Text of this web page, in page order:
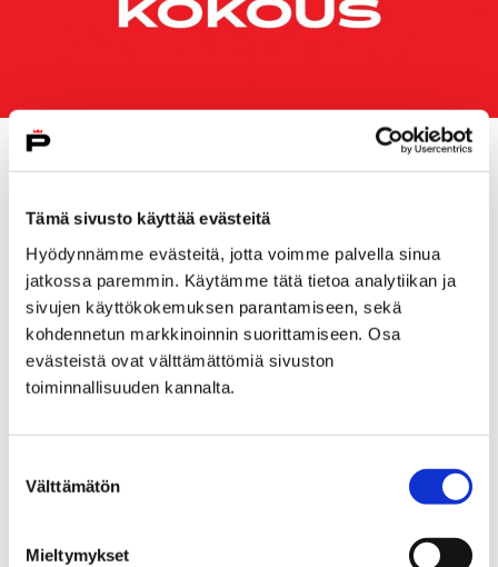
Tämä sivusto käyttää evästeitä
Hyödynnämme evästeitä, jotta voimme palvella sinua
jatkossa paremmin. Käytämme tätä tietoa analytiikan ja
sivujen käyttökokemuksen parantamiseen, sekä
kohdennetun markkinoinnin suorittamiseen. Osa
evästeistä ovat välttämättömiä sivuston
toiminnallisuuden kannalta.
valinta
Välttämätön
Mieltymykset
Kokouksen esityslistalla on muun muassa Pori Energia
käsittelee nuorisovaltuuston edustusta
kaupunginvaltuustossa, valtuustoaloitteiden
raportointia sekä aurinkoenergian rakentamisen
periaatteisiin liittyvää valtuustoaloitetta.
Kokous järjestetään kaupungintalolla valtuustosalissa
osoitteessa Hallituskatu 12. Yleisö pääsee seuraamaan
kokousta erikseen varatuissa tiloissa. Kokousta voi
osoitteessa: